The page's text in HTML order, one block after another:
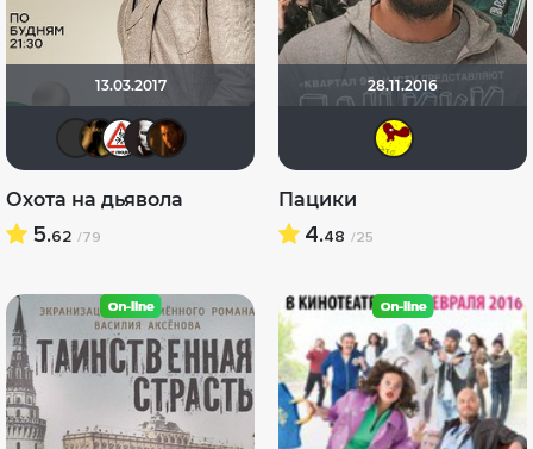
13.03.2017
Ksena SU
Охота на дьявола
5.62 /79
28.11.2016
Пацики
4.48 /25